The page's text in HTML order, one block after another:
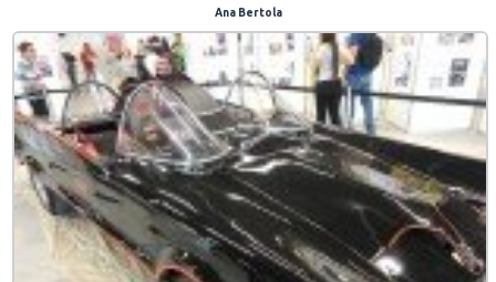
Ana Bertola